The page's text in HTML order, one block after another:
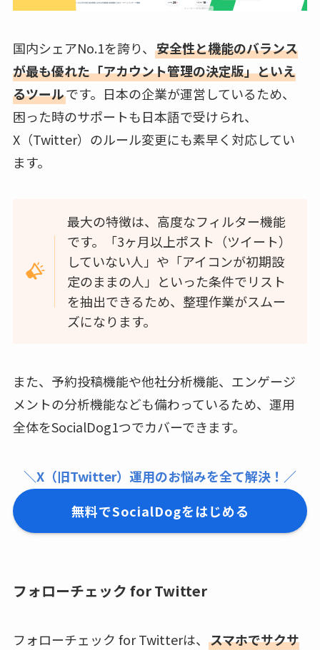
国内シェアNo.1を誇り、 安全性と機能のバランス
が最も優れた「アカウント管理の決定版」といえ
るツールです。日本の企業が運営しているため、
困った時のサポートも日本語で受けられ、
X（Twitter）のルール変更にも素早く対応してい
ます。
最大の特徴は、高度なフィルター機能
です。「3ヶ月以上ポスト（ツイート）
していない人」や「アイコンが初期設
定のままの人」といった条件でリスト
を抽出できるため、整理作業がスムー
ズになります。
また、予約投稿機能や他社分析機能、エンゲージ
メントの分析機能なども備わっているため、運用
全体をSocialDog1つでカバーできます。
＼X（旧Twitter）運用のお悩みを全て解決！／
無料でSocialDogをはじめる
フォローチェック for Twitter
フォローチェック for Twitterは、 スマホでサクサ